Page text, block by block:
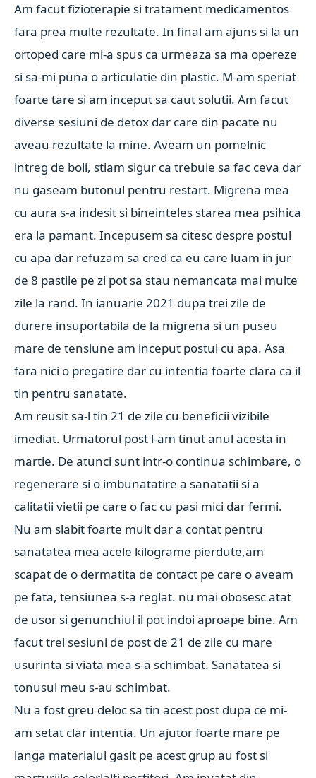
Am facut fizioterapie si tratament medicamentos
fara prea multe rezultate. In final am ajuns si la un
ortoped care mi-a spus ca urmeaza sa ma opereze
si sa-mi puna o articulatie din plastic. M-am speriat
foarte tare si am inceput sa caut solutii. Am facut
diverse sesiuni de detox dar care din pacate nu
aveau rezultate la mine. Aveam un pomelnic
intreg de boli, stiam sigur ca trebuie sa fac ceva dar
nu gaseam butonul pentru restart. Migrena mea
cu aura s-a indesit si bineinteles starea mea psihica
era la pamant. Incepusem sa citesc despre postul
cu apa dar refuzam sa cred ca eu care luam in jur
de 8 pastile pe zi pot sa stau nemancata mai multe
zile la rand. In ianuarie 2021 dupa trei zile de
durere insuportabila de la migrena si un puseu
mare de tensiune am inceput postul cu apa. Asa
fara nici o pregatire dar cu intentia foarte clara ca il
tin pentru sanatate.
Am reusit sa-l tin 21 de zile cu beneficii vizibile
imediat. Urmatorul post l-am tinut anul acesta in
martie. De atunci sunt intr-o continua schimbare, o
regenerare si o imbunatatire a sanatatii si a
calitatii vietii pe care o fac cu pasi mici dar fermi.
Nu am slabit foarte mult dar a contat pentru
sanatatea mea acele kilograme pierdute,am
scapat de o dermatita de contact pe care o aveam
pe fata, tensiunea s-a reglat. nu mai obosesc atat
de usor si genunchiul il pot indoi aproape bine. Am
facut trei sesiuni de post de 21 de zile cu mare
usurinta si viata mea s-a schimbat. Sanatatea si
tonusul meu s-au schimbat.
Nu a fost greu deloc sa tin acest post dupa ce mi-
am setat clar intentia. Un ajutor foarte mare pe
langa materialul gasit pe acest grup au fost si